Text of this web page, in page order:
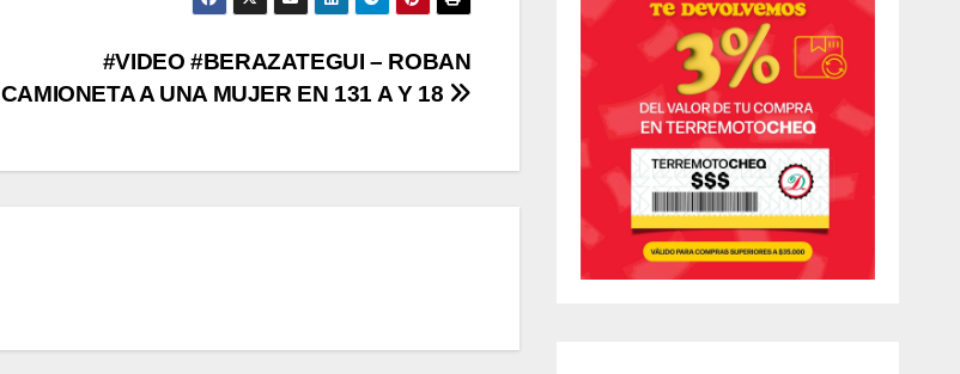
#VIDEO #BERAZATEGUI – ROBAN
CAMIONETA A UNA MUJER EN 131 A Y 18